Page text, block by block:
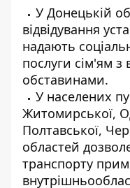
У Донецькій
відвідування
надають
послуги сім'ям
обставинами.
У населених
Житомирської,
Полтавської,
областей
транспорту